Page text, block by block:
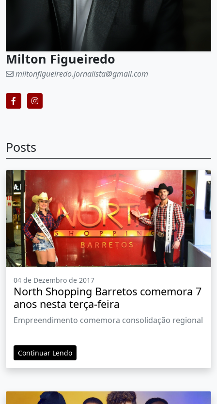
Milton Figueiredo
miltonfigueiredo.jornalista@gmail.com
Posts
04 de Dezembro de 2017
North Shopping Barretos comemora 7
anos nesta terça-feira
Empreendimento comemora consolidação regional
Continuar Lendo